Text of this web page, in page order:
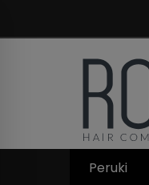
Peruki